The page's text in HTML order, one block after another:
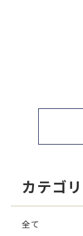
カテゴリ
全て